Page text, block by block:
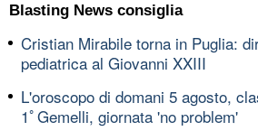
Blasting News consiglia
Cristian Mirabile torna in Puglia:
pediatrica al Giovanni XXIII
L'oroscopo di domani 5 agosto,
1ﾟGemelli, giornata 'no problem'